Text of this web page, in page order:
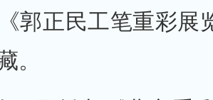
郭正民工笔重彩展
。